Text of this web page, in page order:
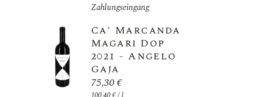
Zahlungseingang
Ca' Marcanda
Magari Dop
2021 - Angelo
Gaja
75,30€